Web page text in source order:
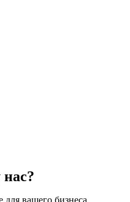
вашего бизнеса